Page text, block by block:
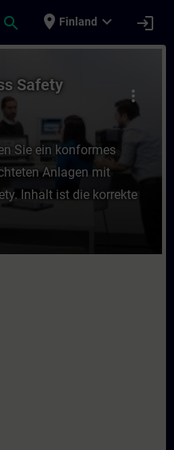
search place Finland expand_more login
7 Process Safety
more_vert
Safety
Sie ein konformes
Anlagen mit
Inhalt ist die korrekte